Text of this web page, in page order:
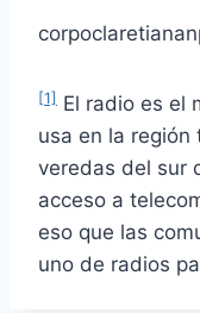
[1] El radio es el
usa en la región
veredas del sur
acceso a
eso que las
uno de radios